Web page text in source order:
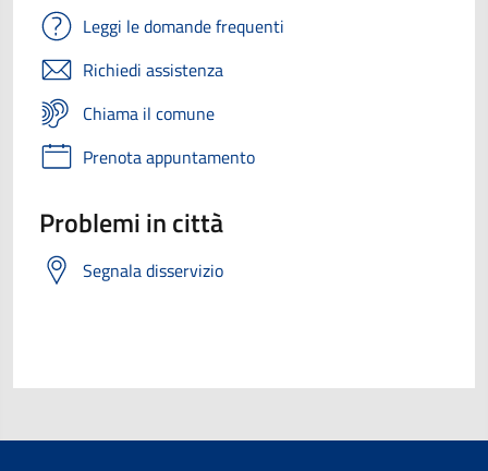
Leggi le domande frequenti
Richiedi assistenza
Chiama il comune
Prenota appuntamento
Problemi in città
Segnala disservizio